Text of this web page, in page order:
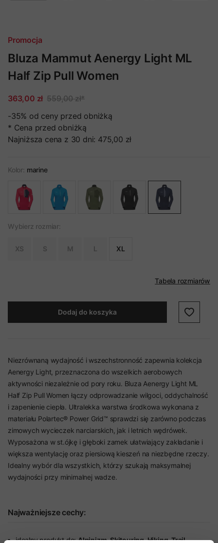
Promocja
Bluza Mammut Aenergy Light ML
Half Zip Pull Women
363,00 zł 559,00 zł*
-35% od ceny przed obniżką
* Cena przed obniżką
Najniższa cena z 30 dni: 475,00 zł
Kolor: marine
Wybierz rozmiar:
XS S M L XL
Tabela rozmiarów
Dodaj do koszyka
Niezrównaną wydajność i wszechstronność zapewnia kolekcja
Aenergy Light, przeznaczona do wszelkich aerobowych
aktywności niezależnie od pory roku. Bluza Aenergy Light ML
Half Zip Pull Women łączy odprowadzanie wilgoci, oddychalność
i zapenienie ciepła. Ultralekka warstwa środkowa wykonana z
materiału Polartec® Power Grid™ sprawdzi się zarówno podczas
zimowych wycieczek narciarskich, jak i letnich wędrówek.
Wyposażona w st.ójkę i głęboki zamek ułatwiający zakładanie i
większa wentylację oraz piersiową kieszeń na niezbędne rzeczy.
Idealny wybór dla wszystkich, którzy szukają maksymalnej
wydajności przy minimalnej wadze.
Najważniejsze cechy:
idealny produkt do:Alpinizm, Skitouring, Hiking, Trail